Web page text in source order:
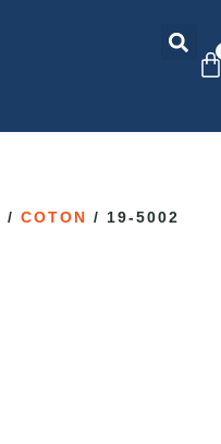
/COTON / 19-5002